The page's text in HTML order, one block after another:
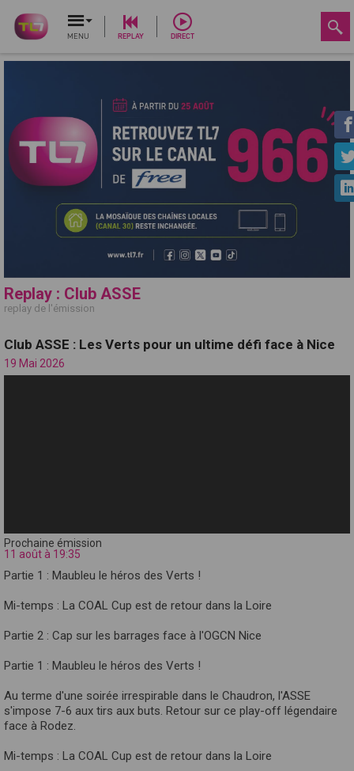
MENU REPLAY DIRECT
Replay : Club ASSE
replay de l'émission
Club ASSE : Les Verts pour un ultime défi face à Nice
19 Mai 2026
Prochaine émission
11 août à 19:35
Partie 1 : Maubleu le héros des Verts !
Mi-temps : La COAL Cup est de retour dans la Loire
Partie 2 : Cap sur les barrages face à l'OGCN Nice
Partie 1 : Maubleu le héros des Verts !
Au terme d'une soirée irrespirable dans le Chaudron, l'ASSE
s'impose 7-6 aux tirs aux buts. Retour sur ce play-off légendaire
face à Rodez.
Mi-temps : La COAL Cup est de retour dans la Loire